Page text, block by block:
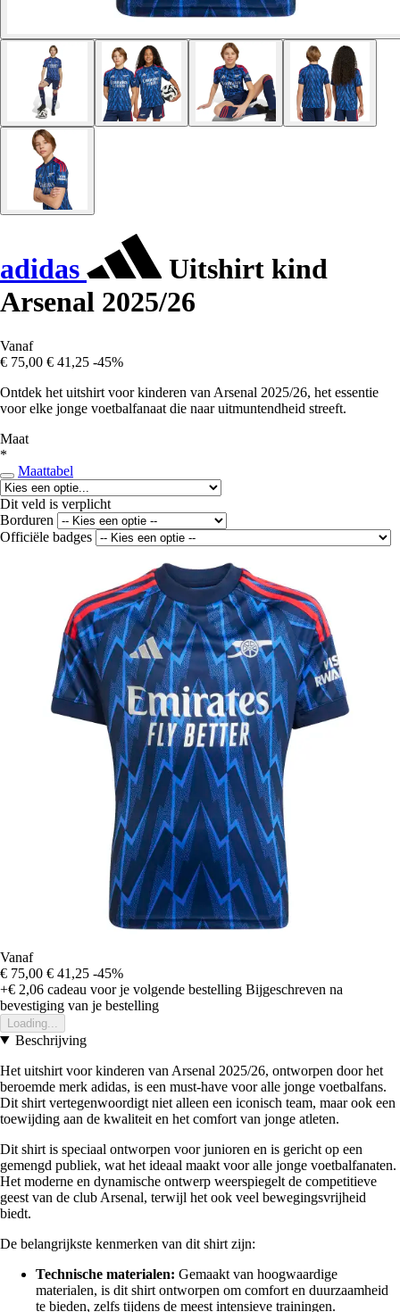
adidas
Uitshirt kind
Arsenal 2025/26
Vanaf
€ 75,00 € 41,25 -45%
Ontdek het uitshirt voor kinderen van Arsenal 2025/26, het essentie
voor elke jonge voetbalfanaat die naar uitmuntendheid streeft.
Maat
*
Maattabel
Dit veld is verplicht
Borduren
Officiële badges
Vanaf
€ 75,00 € 41,25 -45%
+€ 2,06 cadeau voor je volgende bestelling Bijgeschreven na
bevestiging van je bestelling
Loading...
Beschrijving
Het uitshirt voor kinderen van Arsenal 2025/26, ontworpen door het
beroemde merk adidas, is een must-have voor alle jonge voetbalfans.
Dit shirt vertegenwoordigt niet alleen een iconisch team, maar ook een
toewijding aan de kwaliteit en het comfort van jonge atleten.
Dit shirt is speciaal ontworpen voor junioren en is gericht op een
gemengd publiek, wat het ideaal maakt voor alle jonge voetbalfanaten.
Het moderne en dynamische ontwerp weerspiegelt de competitieve
geest van de club Arsenal, terwijl het ook veel bewegingsvrijheid
biedt.
De belangrijkste kenmerken van dit shirt zijn:
Technische materialen: Gemaakt van hoogwaardige
materialen, is dit shirt ontworpen om comfort en duurzaamheid
te bieden, zelfs tijdens de meest intensieve trainingen.